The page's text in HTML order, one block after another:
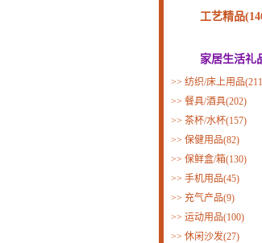
工艺精品
家居生活礼
>> 纺织/床上用品
>> 餐具/酒具(202)
>> 茶杯/水杯(157)
>> 保健用品(82)
>> 保鲜盒/箱(130)
>> 手机用品(45)
>> 充气产品(9)
>> 运动用品(100)
>> 休闲沙发(27)